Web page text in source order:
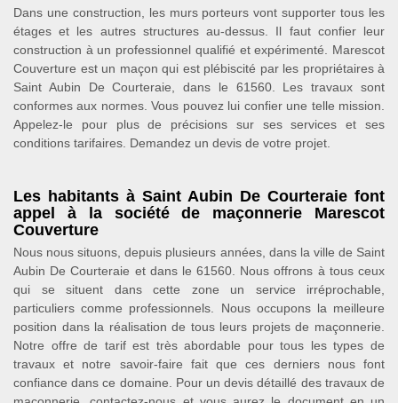
Dans une construction, les murs porteurs vont supporter tous les
étages et les autres structures au-dessus. Il faut confier leur
construction à un professionnel qualifié et expérimenté. Marescot
Couverture est un maçon qui est plébiscité par les propriétaires à
Saint Aubin De Courteraie, dans le 61560. Les travaux sont
conformes aux normes. Vous pouvez lui confier une telle mission.
Appelez-le pour plus de précisions sur ses services et ses
conditions tarifaires. Demandez un devis de votre projet.
Les habitants à Saint Aubin De Courteraie font
appel à la société de maçonnerie Marescot
Couverture
Nous nous situons, depuis plusieurs années, dans la ville de Saint
Aubin De Courteraie et dans le 61560. Nous offrons à tous ceux
qui se situent dans cette zone un service irréprochable,
particuliers comme professionnels. Nous occupons la meilleure
position dans la réalisation de tous leurs projets de maçonnerie.
Notre offre de tarif est très abordable pour tous les types de
travaux et notre savoir-faire fait que ces derniers nous font
confiance dans ce domaine. Pour un devis détaillé des travaux de